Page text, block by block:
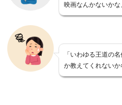
映画なんかないかな
「いわゆる王道の
か教えてくれないか